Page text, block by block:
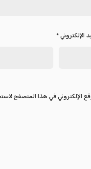
الإلكتروني *
الإلكتروني في هذا المتصفح